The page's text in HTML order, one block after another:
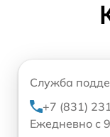
Служба
+7 (831)
Ежедневно с